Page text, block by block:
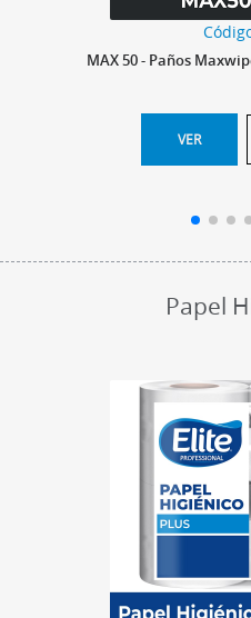
MAX 50 - Paños
VER
Papel